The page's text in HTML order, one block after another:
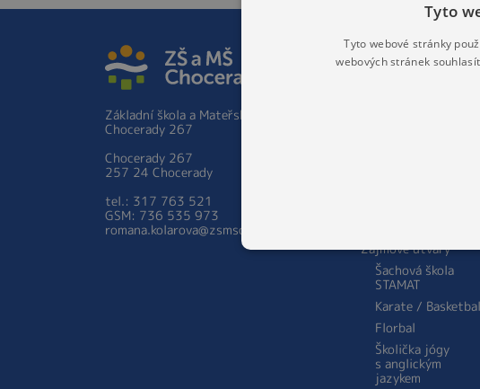
Základní škola a Mateřská škola
Chocerady 267
Chocerady 267
257 24 Chocerady
tel.: 317 763 521
GSM: 736 535 973
romana.kolarova@zsmschocerady.cz
ZÁKLADNÍ ŠKOLA
Zájmové útvary
Šachová škola
STAMAT
Karate / Basketbal
Florbal
Školička jógy
s anglickým
jazykem
Tyto
Tyto webové stránky
webových stránek